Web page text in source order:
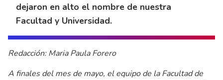
dejaron en alto el nombre de nuestra
Facultad y Universidad.
Redacción: Maria Paula Forero
A finales del mes de mayo, el equipo de la Facultad de